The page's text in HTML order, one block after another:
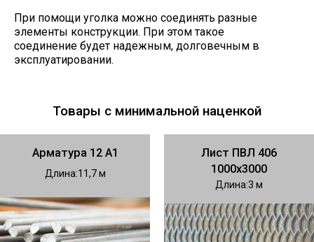
При помощи уголка можно соединять разные
элементы конструкции. При этом такое
соединение будет надежным, долговечным в
эксплуатировании.
Товары с минимальной наценкой
Арматура 12 А1
Длина 11,7
Лист ПВЛ 406
1000х3000
Длина 3